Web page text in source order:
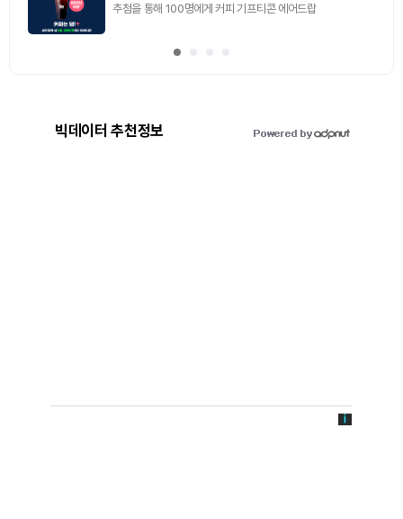
추첨을 통해 100명에게 커피 기프티콘 에어드랍
빅데이터 추천정보